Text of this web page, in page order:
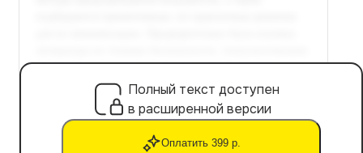
Полный текст доступен
в расширенной версии
Оплатить 399 р.